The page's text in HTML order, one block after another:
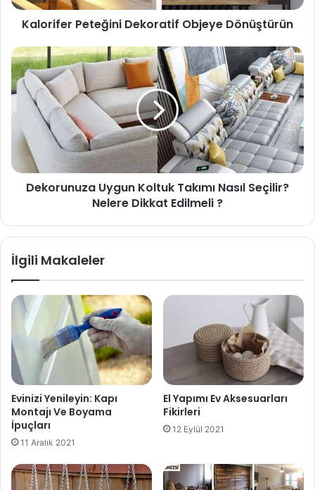
Kalorifer Peteğini Dekoratif Objeye Dönüştürün
Dekorunuza Uygun Koltuk Takımı Nasıl Seçilir?
Nelere Dikkat Edilmeli ?
İlgili Makaleler
Evinizi Yenileyin: Kapı
Montajı Ve Boyama
İpuçları
11 Aralık 2021
El Yapımı Ev Aksesuarları
Fikirleri
12 Eylül 2021